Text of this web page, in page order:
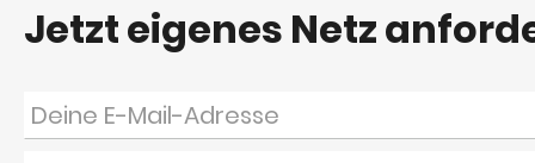
Jetzt eigenes Netz